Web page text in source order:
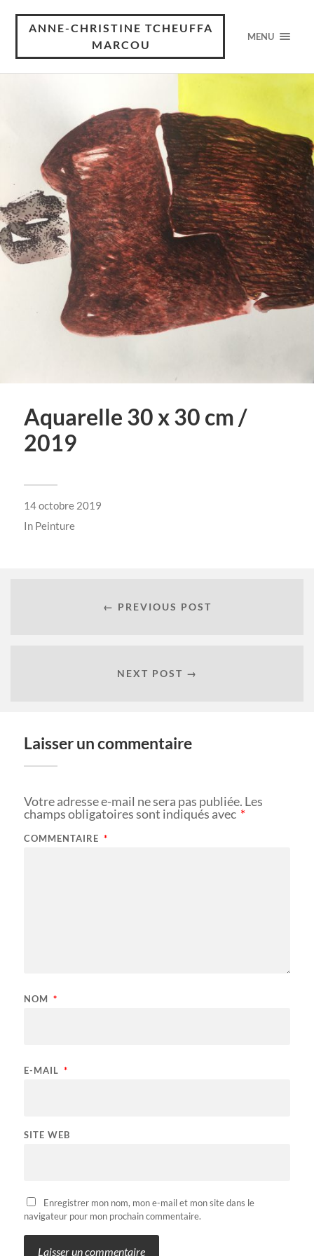
ANNE-CHRISTINE TCHEUFFA
MARCOU
MENU
Aquarelle 30 x 30 cm /
2019
14 octobre 2019
In Peinture
← PREVIOUS POST
NEXT POST →
Laisser un commentaire
Votre adresse e-mail ne sera pas publiée. Les
champs obligatoires sont indiqués avec *
COMMENTAIRE *
NOM *
E-MAIL *
SITE WEB
Enregistrer mon nom, mon e-mail et mon site dans le
navigateur pour mon prochain commentaire.